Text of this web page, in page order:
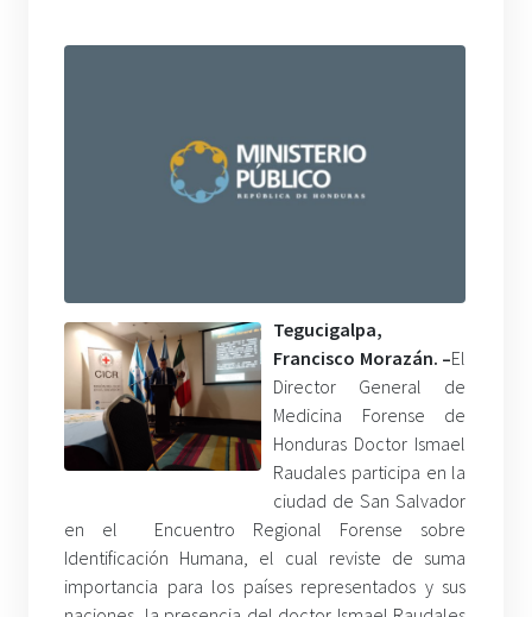
Tegucigalpa,
Francisco Morazán. –El
Director General de
Medicina Forense de
Honduras Doctor Ismael
Raudales participa en la
ciudad de San Salvador
en el Encuentro Regional Forense sobre
Identificación Humana, el cual reviste de suma
importancia para los países representados y sus